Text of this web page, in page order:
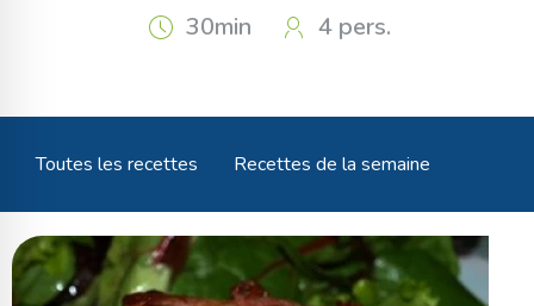
30min 4 pers.
Toutes les recettes Recettes de la semaine